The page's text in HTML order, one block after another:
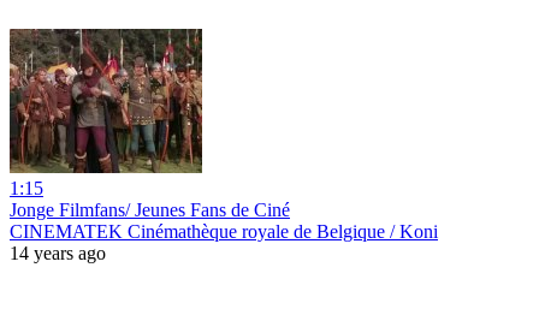
1:15
Jonge Filmfans/ Jeunes Fans de Ciné
CINEMATEK Cinémathèque royale de Belgique / Koni
14 years ago